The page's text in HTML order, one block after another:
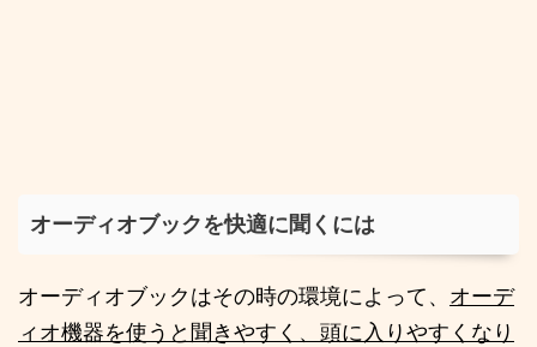
オーディオブックを快適に聞くには
オーディオブックはその時の環境によって、 オーデ
ィオ機器を使うと聞きやすく、頭に入りやすくなり